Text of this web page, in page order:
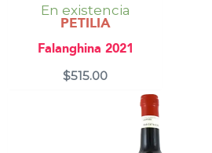
En existencia
PETILIA
Falanghina 2021
$515.00